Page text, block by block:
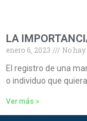
LA
enero 6, 2023
No
El registro de una
o individuo que
Ver más »